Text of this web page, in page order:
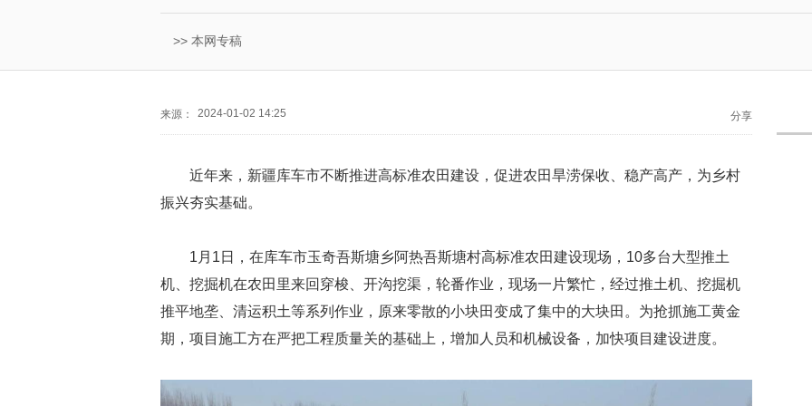
>> 本网专稿
来源： 2024-01-02 14:25 分享
近年来，新疆库车市不断推进高标准农田建设，促进农田旱涝保收、稳产高产，为乡村
振兴夯实基础。
1月1日，在库车市玉奇吾斯塘乡阿热吾斯塘村高标准农田建设现场，10多台大型推土
机、挖掘机在农田里来回穿梭、开沟挖渠，轮番作业，现场一片繁忙，经过推土机、挖掘机
推平地垄、清运积土等系列作业，原来零散的小块田变成了集中的大块田。为抢抓施工黄金
期，项目施工方在严把工程质量关的基础上，增加人员和机械设备，加快项目建设进度。